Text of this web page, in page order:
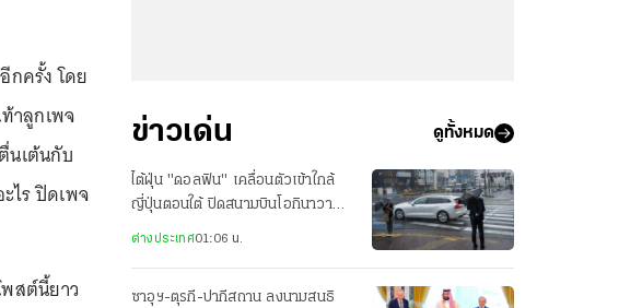
กครั้ง โดย
าลูกเพจ
นเต้นกับ
ไร ปิดเพจ
สต์นี้ยาว
ข่าวเด่น ดูทั้งหมด
ไต้ฝุ่น "ดอลฟิน" เคลื่อนตัวเข้าใกล้
ญี่ปุ่นตอนใต้ ปิดสนามบินโอกินาวา
อพยพประชาชน-เจ็บ 3 ราย
ต่างประเทศ01:06 น.
ซาอุฯ-ตุรกี-ปากีสถาน ลงนามสนธิ